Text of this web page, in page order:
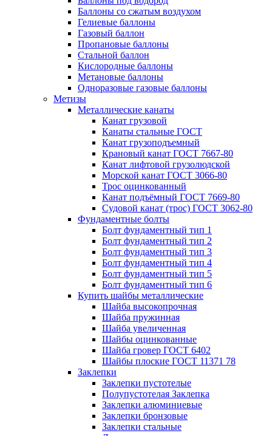
Баллоны со сжатым воздухом
Гелиевые баллоны
Газовый баллон
Пропановые баллоны
Стальной баллон
Кислородные баллоны
Метановые баллоны
Одноразовые газовые баллоны
Метизы
Металлические канаты
Канат грузовой
Канаты стальные ГОСТ
Канат грузоподъемный
Крановый канат ГОСТ 7667-80
Канат лифтовой грузолюдской
Морской канат ГОСТ 3066-80
Трос оцинкованный
Канат подъёмный ГОСТ 7669-80
Судовой канат (трос) ГОСТ 3062-80
Фундаментные болты
Болт фундаментный тип 1
Болт фундаментный тип 2
Болт фундаментный тип 3
Болт фундаментный тип 4
Болт фундаментный тип 5
Болт фундаментный тип 6
Купить шайбы металлические
Шайба высокопрочная
Шайба пружинная
Шайба увеличенная
Шайбы оцинкованные
Шайба гровер ГОСТ 6402
Шайбы плоские ГОСТ 11371 78
Заклепки
Заклепки пустотелые
Полупустотелая Заклепка
Заклепки алюминиевые
Заклепки бронзовые
Заклепки стальные